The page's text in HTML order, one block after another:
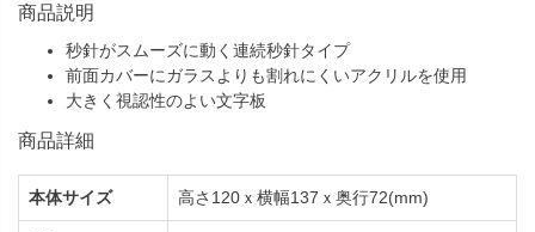
商品説明
秒針がスムーズに動く連続秒針タイプ
前面カバーにガラスよりも割れにくいアクリルを使用
大きく視認性のよい文字板
商品詳細
本体サイズ 高さ120ｘ横幅137ｘ奥行72(mm)